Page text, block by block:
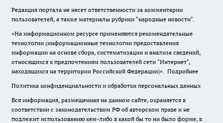
Редакция портала не несет ответственности за комментарии
пользователей, а также материалы рубрики "народные новости".
«На информационном ресурсе применяются рекомендательные
технологии (информационные технологии предоставления
информации на основе сбора, систематизации и анализа сведений,
относящихся к предпочтениям пользователей сети "Интернет",
находящихся на территории Российской Федерации)». Подробнее
Политика конфиденциальности и обработки персональных данных
Вся информация, размещенная на данном сайте, охраняется в
соответствии с законодательством РФ об авторском праве и не
подлежит использованию кем-либо в какой бы то ни было форме, в